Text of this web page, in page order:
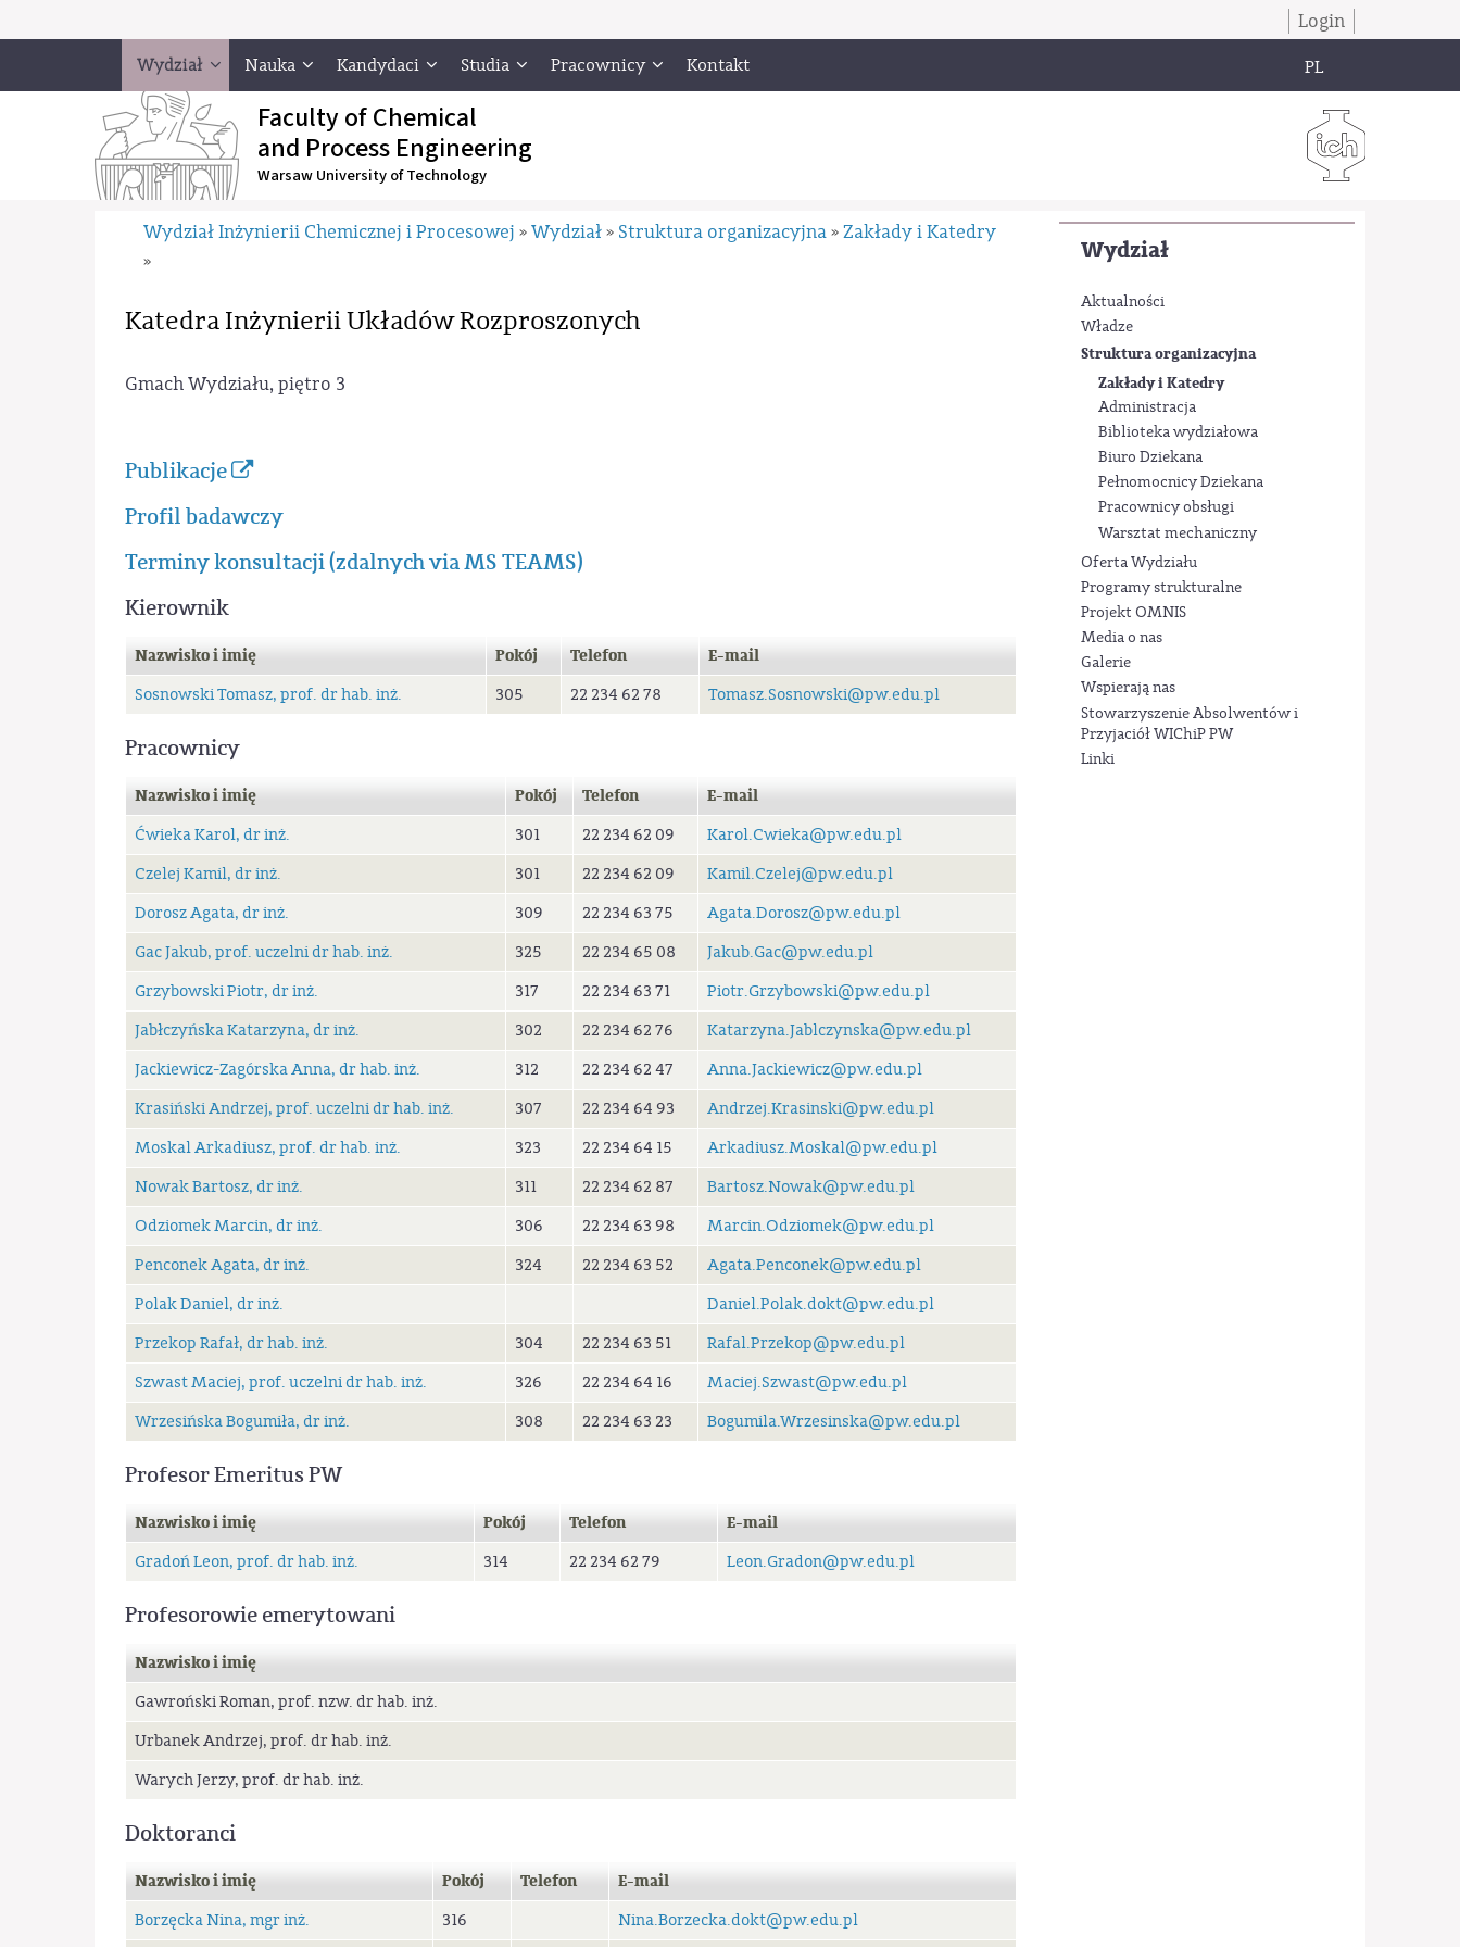
Login
Wydział Nauka Kandydaci Studia Pracownicy Kontakt PL
Faculty of Chemical
and Process Engineering
Warsaw University of Technology
Wydział
Aktualności
Władze
Struktura organizacyjna
Zakłady i Katedry
Administracja
Biblioteka wydziałowa
Biuro Dziekana
Pełnomocnicy Dziekana
Pracownicy obsługi
Warsztat mechaniczny
Oferta Wydziału
Programy strukturalne
Projekt OMNIS
Media o nas
Galerie
Wspierają nas
Stowarzyszenie Absolwentów i
Przyjaciół WIChiP PW
Linki
Wydział Inżynierii Chemicznej i Procesowej » Wydział » Struktura organizacyjna » Zakłady i Katedry
»
Katedra Inżynierii Układów Rozproszonych
Gmach Wydziału, piętro 3
Publikacje
Profil badawczy
Terminy konsultacji (zdalnych via MS TEAMS)
Kierownik
Nazwisko i imię Pokój Telefon E-mail
Sosnowski Tomasz, prof. dr hab. inż. 305 22 234 62 78 Tomasz.Sosnowski@pw.edu.pl
Pracownicy
Nazwisko i imię Pokój Telefon E-mail
Ćwieka Karol, dr inż. 301 22 234 62 09
Karol.Cwieka@pw.edu.pl
Czelej Kamil, dr inż.
301 22 234 62 09
Kamil.Czelej@pw.edu.pl
Dorosz Agata, dr inż.
309 22 234 63 75
Agata.Dorosz@pw.edu.pl
Gac Jakub, prof. uczelni dr hab. inż.
325 22 234 65 08
Jakub.Gac@pw.edu.pl
Grzybowski Piotr, dr inż.
317 22 234 63 71
Piotr.Grzybowski@pw.edu.pl
Jabłczyńska Katarzyna, dr inż.
302 22 234 62 76
Katarzyna.Jablczynska@pw.edu.pl
Jackiewicz-Zagórska Anna, dr hab. inż.
312 22 234 62 47
Anna.Jackiewicz@pw.edu.pl
Krasiński Andrzej, prof. uczelni dr hab. inż.
307 22 234 64 93
Andrzej.Krasinski@pw.edu.pl
Moskal Arkadiusz, prof. dr hab. inż.
323 22 234 64 15
Arkadiusz.Moskal@pw.edu.pl
Nowak Bartosz, dr inż.
311 22 234 62 87
Bartosz.Nowak@pw.edu.pl
Odziomek Marcin, dr inż.
306 22 234 63 98
Marcin.Odziomek@pw.edu.pl
Penconek Agata, dr inż.
324 22 234 63 52
Agata.Penconek@pw.edu.pl
Polak Daniel, dr inż.
Daniel.Polak.dokt@pw.edu.pl
Przekop Rafał, dr hab. inż.
304 22 234 63 51
Rafal.Przekop@pw.edu.pl
Szwast Maciej, prof. uczelni dr hab. inż.
326 22 234 64 16
Maciej.Szwast@pw.edu.pl
Wrzesińska Bogumiła, dr inż.
308 22 234 63 23 Bogumila.Wrzesinska@pw.edu.pl
Profesor Emeritus PW
Nazwisko i imię Pokój Telefon E-mail
Gradoń Leon, prof. dr hab. inż. 314 22 234 62 79 Leon.Gradon@pw.edu.pl
Profesorowie emerytowani
Nazwisko i imię
Gawroński Roman, prof. nzw. dr hab. inż.
Urbanek Andrzej, prof. dr hab. inż.
Warych Jerzy, prof. dr hab. inż.
Doktoranci
Nazwisko i imię Pokój Telefon E-mail
Borzęcka Nina, mgr inż. 316 Nina.Borzecka.dokt@pw.edu.pl